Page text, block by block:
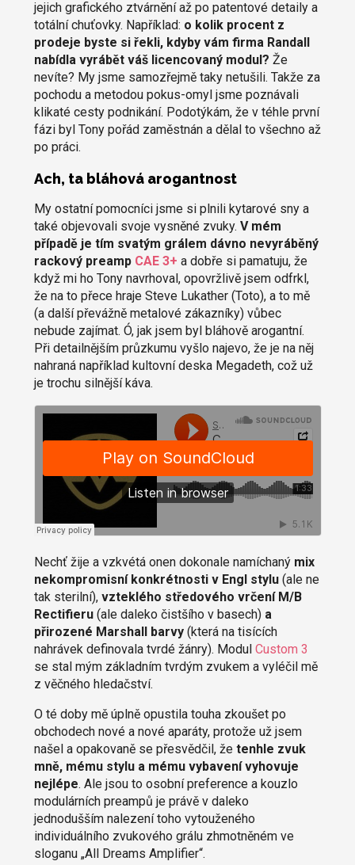
jejich grafického ztvárnění až po patentové detaily a
totální chuťovky. Například: o kolik procent z
prodeje byste si řekli, kdyby vám firma Randall
nabídla vyrábět váš licencovaný modul? Že
nevíte? My jsme samozřejmě taky netušili. Takže za
pochodu a metodou pokus-omyl jsme poznávali
klikaté cesty podnikání. Podotýkám, že v téhle první
fázi byl Tony pořád zaměstnán a dělal to všechno až
po práci.
Ach, ta bláhová arogantnost
My ostatní pomocníci jsme si plnili kytarové sny a
také objevovali svoje vysněné zvuky. V mém
případě je tím svatým grálem dávno nevyráběný
rackový preamp CAE 3+ a dobře si pamatuju, že
když mi ho Tony navrhoval, opovržlivě jsem odfrkl,
že na to přece hraje Steve Lukather (Toto), a to mě
(a další převážně metalové zákazníky) vůbec
nebude zajímat. Ó, jak jsem byl bláhově arogantní.
Při detailnějším průzkumu vyšlo najevo, že je na něj
nahraná například kultovní deska Megadeth, což už
je trochu silnější káva.
Nechť žije a vzkvétá onen dokonale namíchaný mix
nekompromisní konkrétnosti v Engl stylu(ale ne
tak sterilní), vzteklého středového vrčení M/B
Rectifieru(ale daleko čistšího v basech) a
přirozené Marshall barvy(která na tisících
nahrávek definovala tvrdé žánry). Modul Custom 3
se stal mým základním tvrdým zvukem a vyléčil mě
z věčného hledačství.
O té doby mě úplně opustila touha zkoušet po
obchodech nové a nové aparáty, protože už jsem
našel a opakovaně se přesvědčil, že tenhle zvuk
mně, mému stylu a mému vybavení vyhovuje
nejlépe. Ale jsou to osobní preference a kouzlo
modulárních preampů je právě v daleko
jednodušším nalezení toho vytouženého
individuálního zvukového grálu zhmotněném ve
sloganu „All Dreams Amplifier“.